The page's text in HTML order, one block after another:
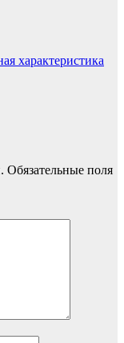
характеристика
Обязательные поля